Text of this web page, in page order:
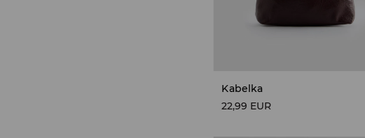
Kabelka
22,99 EUR